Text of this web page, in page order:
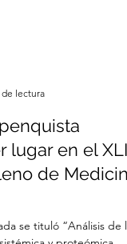
lectura
en el XLII
de Medicina